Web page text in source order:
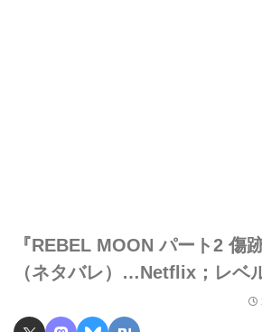
『REBEL MOON パート2 傷
（ネタバレ）…Netflix；レベ